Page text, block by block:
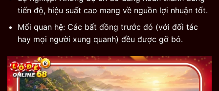
tiến độ, hiệu suất cao mang về nguồn lợi nhuận tốt.
Mối quan hệ: Các bất đồng trước đó (với đối tác
hay mọi người xung quanh) đều được gỡ bỏ.